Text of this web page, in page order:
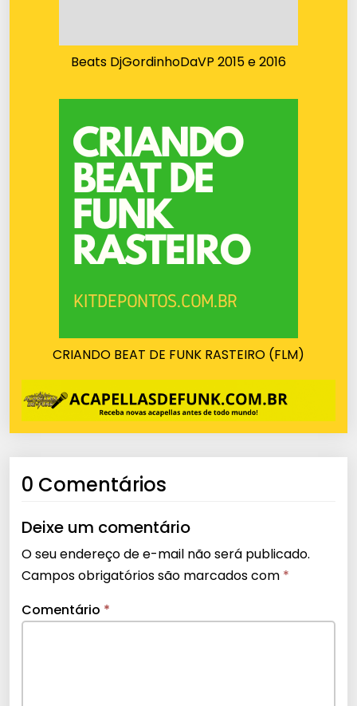
Beats DjGordinhoDaVP 2015 e 2016
CRIANDO BEAT DE FUNK RASTEIRO (FLM)
0 Comentários
Deixe um comentário
O seu endereço de e-mail não será publicado.
Campos obrigatórios são marcados com *
Comentário *